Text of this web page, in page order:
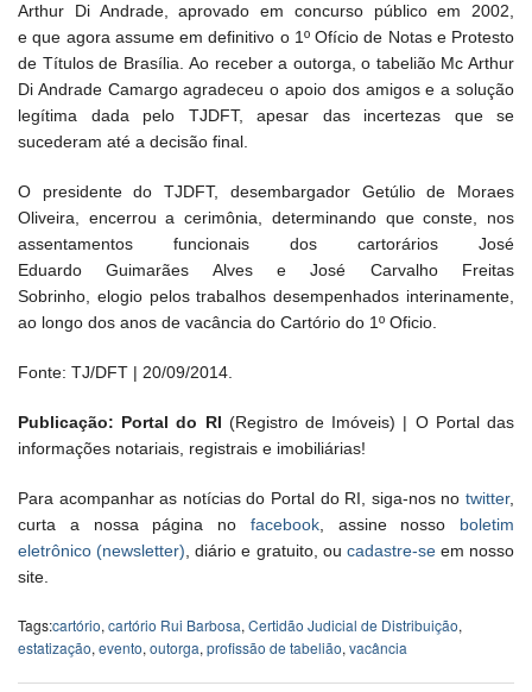
Arthur Di Andrade, aprovado em concurso público em 2002,
e que agora assume em definitivo o 1º Ofício de Notas e Protesto
de Títulos de Brasília. Ao receber a outorga, o tabelião Mc Arthur
Di Andrade Camargo agradeceu o apoio dos amigos e a solução
legítima dada pelo TJDFT, apesar das incertezas que se
sucederam até a decisão final.
O presidente do TJDFT, desembargador Getúlio de Moraes
Oliveira, encerrou a cerimônia, determinando que conste, nos
assentamentos funcionais dos cartorários José
Eduardo Guimarães Alves e José Carvalho Freitas
Sobrinho, elogio pelos trabalhos desempenhados interinamente,
ao longo dos anos de vacância do Cartório do 1º Oficio.
Fonte: TJ/DFT | 20/09/2014.
Publicação: Portal do RI (Registro de Imóveis) | O Portal das
informações notariais, registrais e imobiliárias!
Para acompanhar as notícias do Portal do RI, siga-nos no twitter,
curta a nossa página no facebook, assine nosso boletim
eletrônico (newsletter) , diário e gratuito, ou cadastre-seem nosso
site.
Tags:cartório, cartório Rui Barbosa, Certidão Judicial de Distribuição,
estatização, evento, outorga, profissão de tabelião, vacância